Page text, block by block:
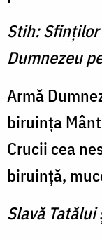
Stih:
Dumnezeu
Armă
biruinţa
Crucii cea
biruinţă,
Slavă